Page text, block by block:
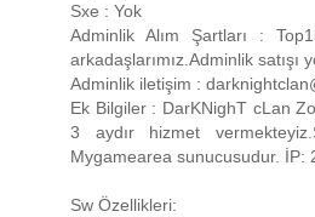
Sxe : Yok
Adminlik Alım Şartları :
arkadaşlarımız.Adminlik satışı
Adminlik iletişim :
Ek Bilgiler : DarKNighT cLan
3 aydır hizmet
Mygamearea sunucusudur. İP:
Sw Özellikleri: